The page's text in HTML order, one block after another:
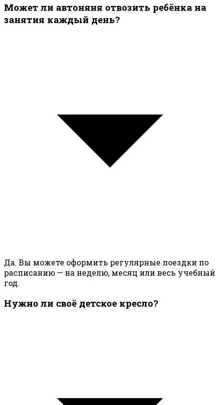
Может ли автоняня отвозить ребёнка на
занятия каждый день?
Да. Вы можете оформить регулярные поездки по
расписанию — на неделю, месяц или весь учебный
год.
Нужно ли своё детское кресло?